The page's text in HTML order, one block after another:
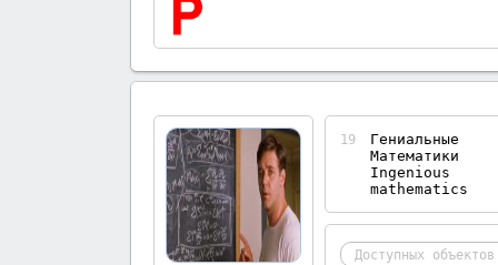
19
Гениальные
Математики
Ingenious
mathematics
Доступных объектов